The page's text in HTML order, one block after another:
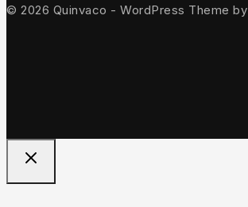
© 2026 Quinvaco - WordPress Theme by